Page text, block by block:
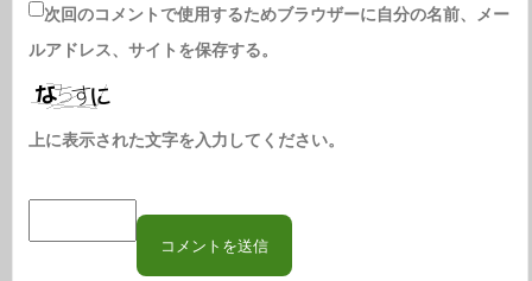
次回のコメントで使用するためブラウザーに自分の名前、メー
ルアドレス、サイトを保存する。
上に表示された文字を入力してください。